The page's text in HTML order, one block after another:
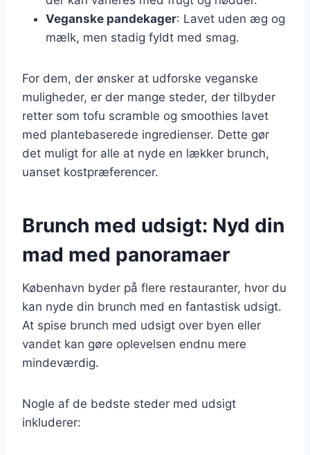
Veganske pandekager: Lavet uden æg og
mælk, men stadig fyldt med smag.
For dem, der ønsker at udforske veganske
muligheder, er der mange steder, der tilbyder
retter som tofu scramble og smoothies lavet
med plantebaserede ingredienser. Dette gør
det muligt for alle at nyde en lækker brunch,
uanset kostpræferencer.
Brunch med udsigt: Nyd din
mad med panoramaer
København byder på flere restauranter, hvor du
kan nyde din brunch med en fantastisk udsigt.
At spise brunch med udsigt over byen eller
vandet kan gøre oplevelsen endnu mere
mindeværdig.
Nogle af de bedste steder med udsigt
inkluderer: